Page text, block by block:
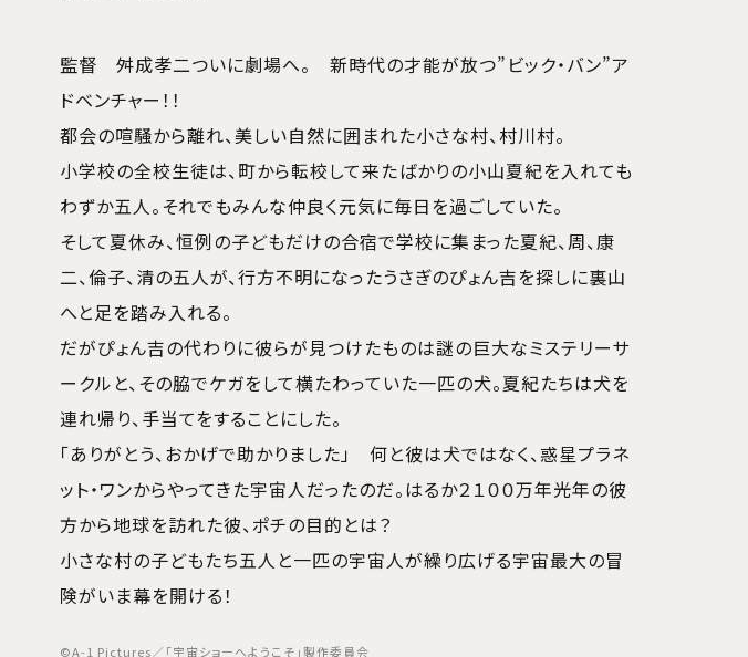
監督 舛成孝二ついに劇場へ。 新時代の才能が放つ”ビック・バン”ア
ドベンチャー！！
都会の喧騒から離れ、美しい自然に囲まれた小さな村、村川村。
小学校の全校生徒は、町から転校して来たばかりの小山夏紀を入れても
わずか五人。それでもみんな仲良く元気に毎日を過ごしていた。
そして夏休み、恒例の子どもだけの合宿で学校に集まった夏紀、周、康
二、倫子、清の五人が、行方不明になったうさぎのぴょん吉を探しに裏山
へと足を踏み入れる。
だがぴょん吉の代わりに彼らが見つけたものは謎の巨大なミステリーサ
ークルと、その脇でケガをして横たわっていた一匹の犬。夏紀たちは犬を
連れ帰り、手当てをすることにした。
「ありがとう、おかげで助かりました」 何と彼は犬ではなく、惑星プラネ
ット・ワンからやってきた宇宙人だったのだ。はるか２１００万年光年の彼
方から地球を訪れた彼、ポチの目的とは？
小さな村の子どもたち五人と一匹の宇宙人が繰り広げる宇宙最大の冒
険がいま幕を開ける！
©A-1 Pictures／「宇宙ショーへようこそ」製作委員会